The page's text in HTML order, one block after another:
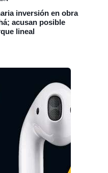
inversión en obra
acusan posible
lineal